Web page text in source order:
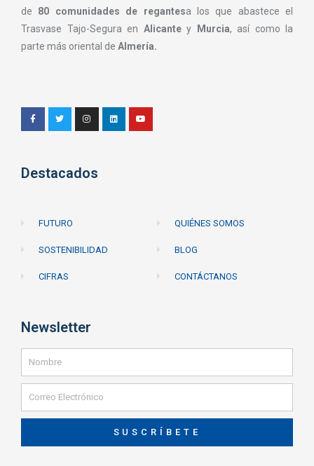
de 80 comunidades de regantesa los que abastece el
Trasvase Tajo-Segura en Alicante y Murcia, así como la
parte más oriental de Almería.
Destacados
FUTURO
SOSTENIBILIDAD
CIFRAS
QUIÉNES SOMOS
BLOG
CONTÁCTANOS
Newsletter
SUSCRÍBETE